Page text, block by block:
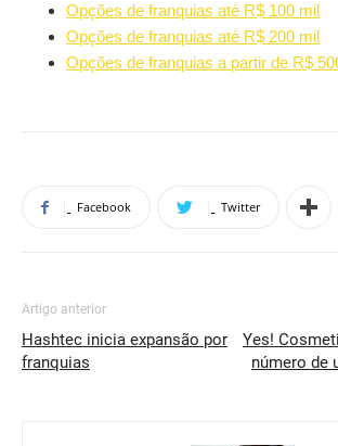
Opções de franquias até R$ 100 mil
Opções de franquias até R$ 200 mil
Opções de franquias a partir de R$
Facebook Twitter
Artigo anterior
Hashtec inicia expansão por
franquias
Yes!
número de